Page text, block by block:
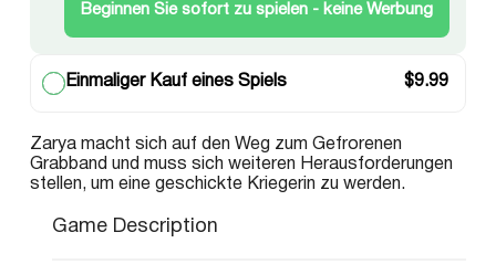
Beginnen Sie sofort zu spielen - keine Werbung
Einmaliger Kauf eines Spiels $9.99
Zarya macht sich auf den Weg zum Gefrorenen
Grabband und muss sich weiteren Herausforderungen
stellen, um eine geschickte Kriegerin zu werden.
Game Description